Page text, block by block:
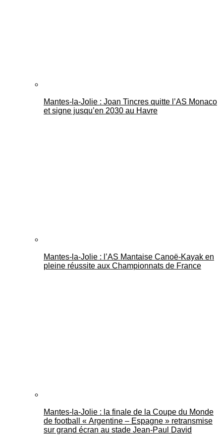
Mantes-la-Jolie : Joan Tincres quitte l’AS Monaco
et signe jusqu’en 2030 au Havre
Mantes-la-Jolie : l’AS Mantaise Canoë‑Kayak en
pleine réussite aux Championnats de France
Mantes-la-Jolie : la finale de la Coupe du Monde
de football « Argentine – Espagne » retransmise
sur grand écran au stade Jean-Paul David